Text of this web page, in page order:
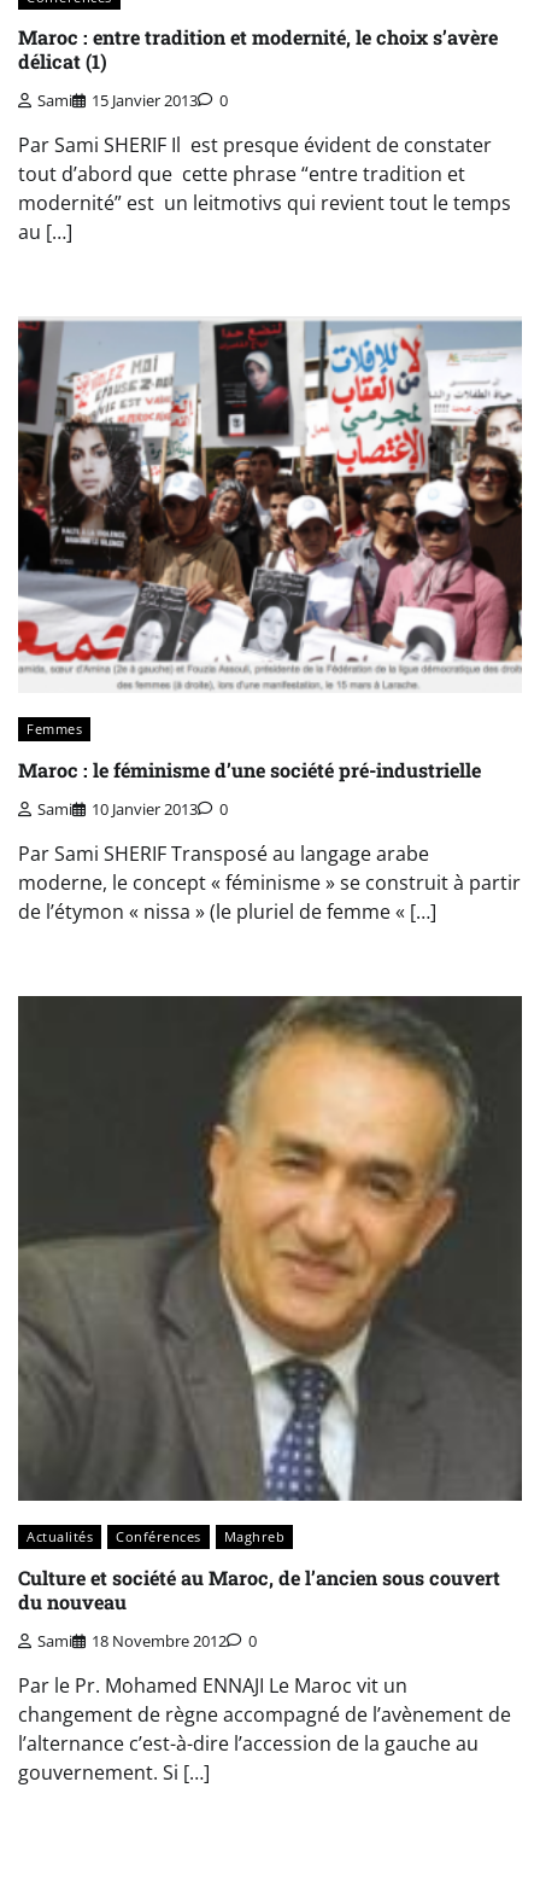
Maroc : entre tradition et modernité, le choix s’avère
délicat (1)
Sami 15 Janvier 2013 0
Par Sami SHERIF Il est presque évident de constater
tout d’abord que cette phrase “entre tradition et
modernité” est un leitmotivs qui revient tout le temps
au […]
Femmes
Maroc : le féminisme d’une société pré-industrielle
Sami 10 Janvier 2013 0
Par Sami SHERIF Transposé au langage arabe
moderne, le concept « féminisme » se construit à partir
de l’étymon « nissa » (le pluriel de femme « […]
Actualités Conférences Maghreb
Culture et société au Maroc, de l’ancien sous couvert
du nouveau
Sami 18 Novembre 2012 0
Par le Pr. Mohamed ENNAJI Le Maroc vit un
changement de règne accompagné de l’avènement de
l’alternance c’est-à-dire l’accession de la gauche au
gouvernement. Si […]